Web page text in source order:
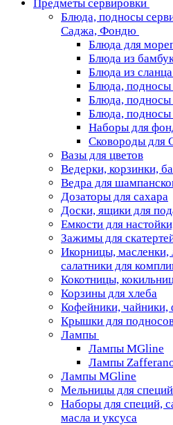
Предметы сервировки
Блюда, подносы
Саджа, Фондю
Блюда для
Блюда из
Блюда из
Блюда, подносы
Блюда, подносы
Блюда, подносы
Наборы для
Сковороды для
Вазы для цветов
Ведерки, корзинки,
Ведра для
Дозаторы для сахара
Доски, ящики для
Емкости для
Зажимы для
Икорницы,
салатники для
Кокотницы,
Корзины для хлеба
Кофейники, чайники,
Крышки для
Лампы
Лампы MGline
Лампы
Лампы MGline
Мельницы для
Наборы для специй,
масла и уксуса